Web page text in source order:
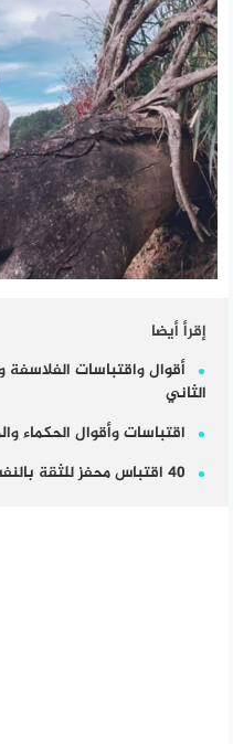
إقرأ أيضا
أقوال واقتباسات الفلاسفة
الثاني
اقتباسات وأقوال الحكماء
40 اقتباس محفز للثقة بالنفس عندما يصبح الأمر صعبًا